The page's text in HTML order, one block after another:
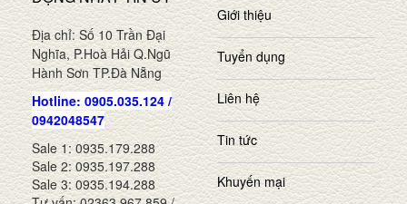
Địa chỉ: Số 10 Trần Đại
Nghĩa, P.Hoà Hải Q.Ngũ
Hành Sơn TP.Đà Nẵng
Hotline: 0905.035.124 /
0942048547
Sale 1: 0935.179.288
Sale 2: 0935.197.288
Sale 3: 0935.194.288
Giới thiệu
Tuyển dụng
Liên hệ
Tin tức
Khuyến mại